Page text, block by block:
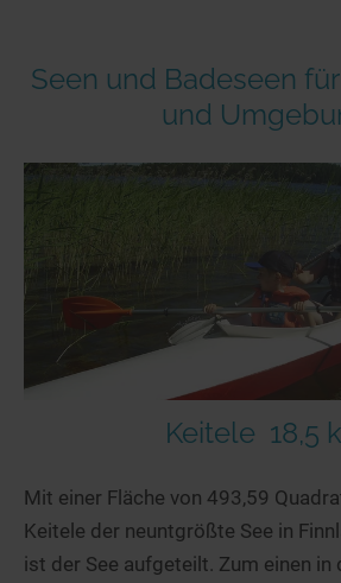
Häuser auf dem Wasser
Hundefreundliche Unterkünfte
Top Seen nach Regionen
Deutschlands Lieblingsseen
Seen in Europa
Schweiz
Frankreich
Niederlande
Schweden
Seen und Badeseen
und
Keitele 18,5
Mit einer Fläche von 493,59
Keitele der neuntgrößte See in
ist der See aufgeteilt. Zum einen in